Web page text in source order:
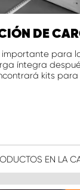
DE
importante para
íntegra
kits
EN LA